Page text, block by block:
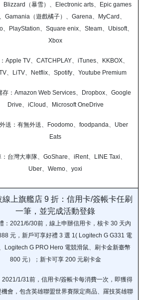
Blizzard（暴雪）、Electronic arts、Epic games
Gamania（遊戲橘子）、Garena、MyCard、
、PlayStation、Square enix、Steam、Ubisoft、
Xbox
Apple TV、CATCHPLAY、iTunes、KKBOX、
、LiTV、Netflix、Spotify、Youtube Premium
存：Amazon Web Services、Dropbox、Google
Drive、iCloud、Microsoft OneDrive
送：有無外送、Foodomo、foodpanda、Uber
Eats
台灣大車隊、GoShare、iRent、LINE Taxi、
Uber、Wemo、yoxi
線上旗艦店 9 折：信用卡/簽帳卡任刷
一筆，並完成活動登錄
：2021/6/30前，線上申辦信用卡，核卡 30 天內
元，新戶可享好禮 3 選 1( Logitech G G331 電
Logitech G PRO Hero 電競滑鼠、刷卡金新臺幣
800 元）；新卡可享 200 元刷卡金
2021/1/31前，信用卡/簽帳卡每消費一次，即獲得
機會，包含英雄聯盟世界賽限定商品、羅技英雄聯